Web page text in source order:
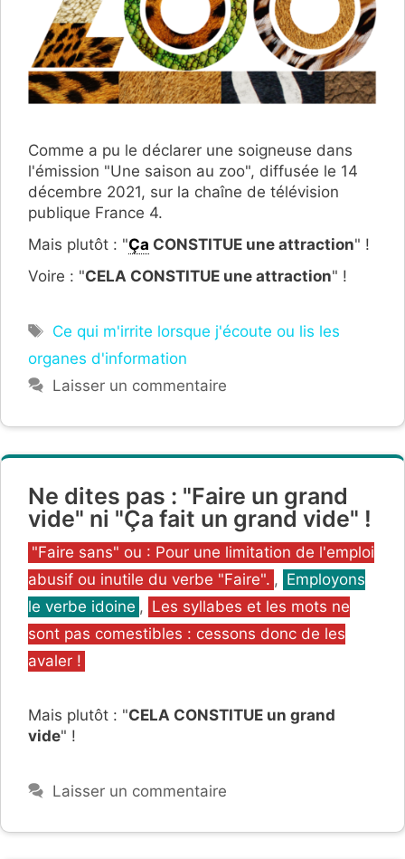
Comme a pu le déclarer une soigneuse dans
l'émission "Une saison au zoo", diffusée le 14
décembre 2021, sur la chaîne de télévision
publique France 4.
Mais plutôt : "Ça CONSTITUE une attraction" !
Voire : "CELA CONSTITUE une attraction" !
Étiquettes
Ce qui m'irrite lorsque j'écoute ou lis les
organes d'information
Laisser un commentaire
Ne dites pas : "Faire un grand
vide" ni "Ça fait un grand vide" !
Catégories
"Faire sans" ou : Pour une limitation de l'emploi
abusif ou inutile du verbe "Faire". , Employons
le verbe idoine , Les syllabes et les mots ne
sont pas comestibles : cessons donc de les
avaler !
Mais plutôt : "CELA CONSTITUE un grand
vide" !
Laisser un commentaire